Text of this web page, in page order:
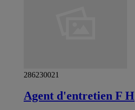
286230021
Agent d'entretien F H